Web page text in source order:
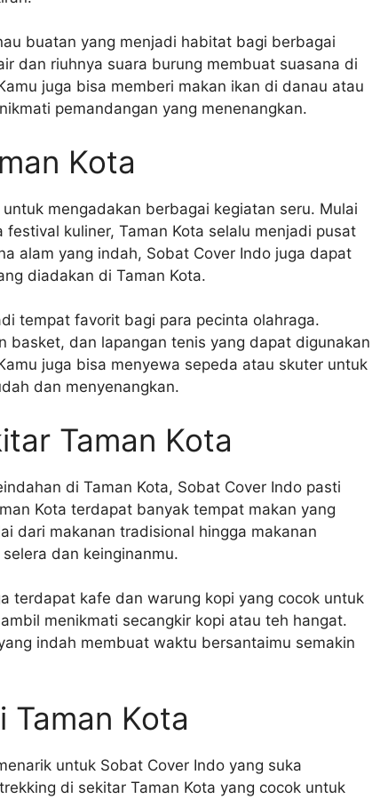
buatan yang menjadi habitat bagi berbagai
dan riuhnya suara burung membuat suasana di
juga bisa memberi makan ikan di danau atau
pemandangan yang menenangkan.
Kota
mengadakan berbagai kegiatan seru. Mulai
kuliner, Taman Kota selalu menjadi pusat
alam yang indah, Sobat Cover Indo juga dapat
diadakan di Taman Kota.
tempat favorit bagi para pecinta olahraga.
basket, dan lapangan tenis yang dapat digunakan
juga bisa menyewa sepeda atau skuter untuk
dan menyenangkan.
Taman Kota
di Taman Kota, Sobat Cover Indo pasti
Kota terdapat banyak tempat makan yang
dari makanan tradisional hingga makanan
dan keinginanmu.
terdapat kafe dan warung kopi yang cocok untuk
menikmati secangkir kopi atau teh hangat.
indah membuat waktu bersantaimu semakin
Taman Kota
untuk Sobat Cover Indo yang suka
di sekitar Taman Kota yang cocok untuk